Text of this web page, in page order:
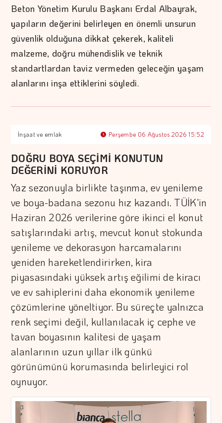
Beton Yönetim Kurulu Başkanı Erdal Albayrak,
yapıların değerini belirleyen en önemli unsurun
güvenlik olduğuna dikkat çekerek, kaliteli
malzeme, doğru mühendislik ve teknik
standartlardan taviz vermeden geleceğin yaşam
alanlarını inşa ettiklerini söyledi.
İnşaat ve emlak Perşembe 06 Ağustos 2026 15:52
DOĞRU BOYA SEÇİMİ KONUTUN
DEĞERİNİ KORUYOR
Yaz sezonuyla birlikte taşınma, ev yenileme
ve boya-badana sezonu hız kazandı. TÜİK'in
Haziran 2026 verilerine göre ikinci el konut
satışlarındaki artış, mevcut konut stokunda
yenileme ve dekorasyon harcamalarını
yeniden hareketlendirirken, kira
piyasasındaki yüksek artış eğilimi de kiracı
ve ev sahiplerini daha ekonomik yenileme
çözümlerine yöneltiyor. Bu süreçte yalnızca
renk seçimi değil, kullanılacak iç cephe ve
tavan boyasının kalitesi de yaşam
alanlarının uzun yıllar ilk günkü
görünümünü korumasında belirleyici rol
oynuyor.